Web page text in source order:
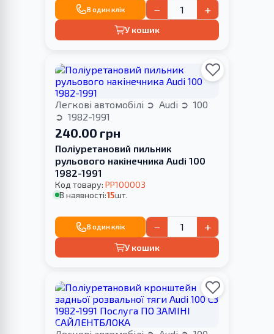
В один клік − +
У кошик
Легкові автомобілі Audi
100
1982-1991
240.00 грн
Поліуретановий пильник
рульового накінечника Audi 100
1982-1991
Код товару: PP100003
В наявності:15шт.
В один клік − +
У кошик